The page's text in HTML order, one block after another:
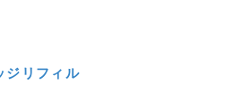
ジリフィル